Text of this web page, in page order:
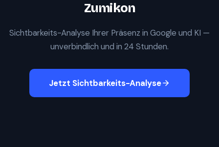
Zumikon
Sichtbarkeits-Analyse Ihrer Präsenz in Google und KI —
unverbindlich und in 24 Stunden.
Jetzt Sichtbarkeits-Analyse